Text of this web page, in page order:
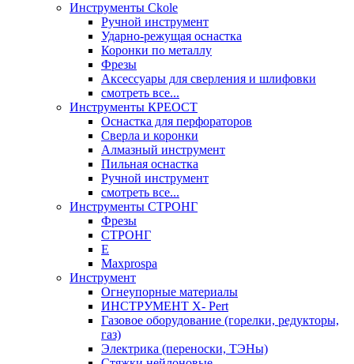
Инструменты Ckole
Ручной инструмент
Ударно‑режущая оснастка
Коронки по металлу
Фрезы
Аксессуары для сверления и шлифовки
смотреть все...
Инструменты КРЕОСТ
Оснастка для перфораторов
Сверла и коронки
Алмазный инструмент
Пильная оснастка
Ручной инструмент
смотреть все...
Инструменты СТРОНГ
Фрезы
СТРОНГ
Е
Maxprospa
Инструмент
Огнеупорные материалы
ИНСТРУМЕНТ X- Pert
Газовое оборудование (горелки, редукторы,
газ)
Электрика (переноски, ТЭНы)